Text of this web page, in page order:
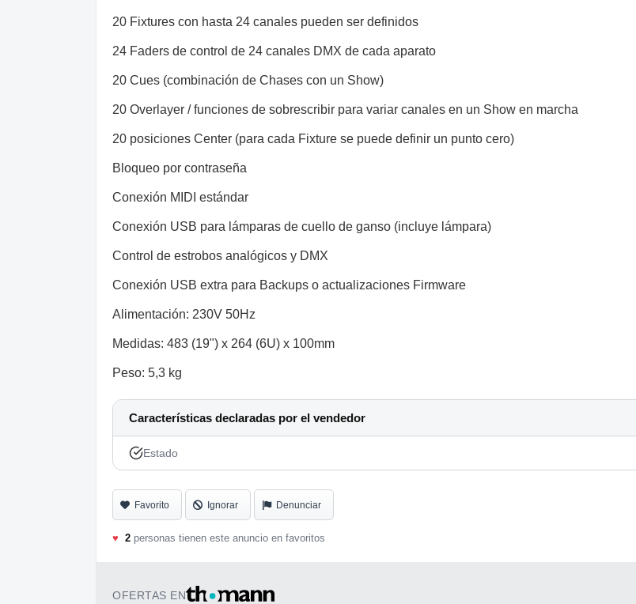
20 Fixtures con hasta 24 canales pueden ser definidos
24 Faders de control de 24 canales DMX de cada aparato
20 Cues (combinación de Chases con un Show)
20 Overlayer / funciones de sobrescribir para variar canales en un Show en marcha
20 posiciones Center (para cada Fixture se puede definir un punto cero)
Bloqueo por contraseña
Conexión MIDI estándar
Conexión USB para lámparas de cuello de ganso (incluye lámpara)
Control de estrobos analógicos y DMX
Conexión USB extra para Backups o actualizaciones Firmware
Alimentación: 230V 50Hz
Medidas: 483 (19") x 264 (6U) x 100mm
Peso: 5,3 kg
Características declaradas por el vendedor
Estado
Favorito Ignorar Denunciar
♥ 2 personas tienen este anuncio en favoritos
OFERTAS EN